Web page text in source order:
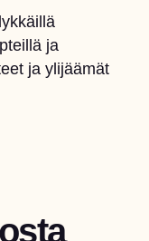
ja
ja ylijäämät